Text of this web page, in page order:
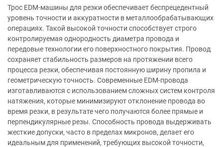
Трос EDM-машины для резки обеспечивает беспрецедентный
уровень точности и аккуратности в металлообрабатывающих
операциях. Такой высокой точности способствует строго
контролируемая однородность диаметра провода и
передовые технологии его поверхностного покрытия. Провод
сохраняет стабильность размеров на протяжении всего
процесса резки, обеспечивая постоянную ширину пропила и
геометрическую точность. Современные EDM-провода
изготавливаются с использованием сложных систем контроля
натяжения, которые минимизируют отклонение провода во
время резки, в результате чего получаются более прямые и
перпендикулярные резы. Способность провода выдерживать
жесткие допуски, часто в пределах микронов, делает его
идеальным для применений, требующих высокой точности,